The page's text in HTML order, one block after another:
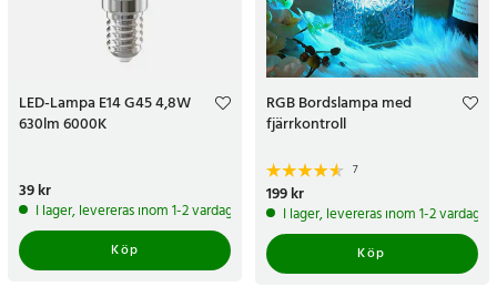
LED-Lampa E14 G45 4,8W
630lm 6000K
Pris:
39 kr
I lager, levereras inom 1-2 vardagar
Köp
RGB Bordslampa med
fjärrkontroll
7
Pris:199 kr
199 kr
I lager, levereras inom 1-2 vardagar
Köp